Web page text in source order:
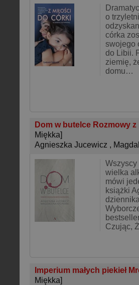
o
córka
swojego
do Libii.
ziemię,
domu…
Dom w butelce Rozmowy
Miękka]
Agnieszka Jucewicz ,
wielka
mówi
książki
Czując,
Imperium małych piekieł
Miękka]